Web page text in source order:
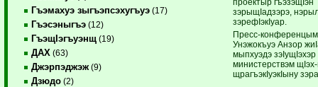
Гъэмахуэ зыгъэпсэхугъуэ (17)
Гъэсэныгъэ (12)
ГъэщIэгъуэнщ (19)
ДАХ (63)
Джэрпэджэж (9)
Дзюдо (2)
зэрыщIадзэрэ,
зэрефIэкIуар.
Пресс-конференцым
Унэжокъуэ Анзор
мыпхуэдэ зэIущIэхэр
министерствэм
щрагъэкIуэкIыну